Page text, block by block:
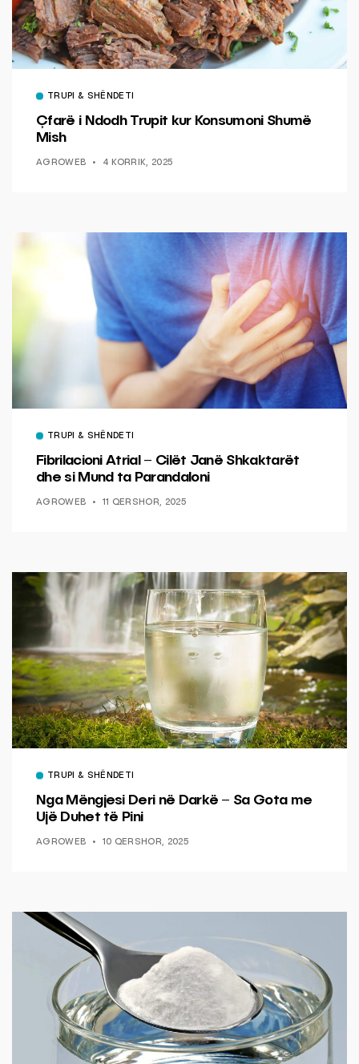
TRUPI & SHËNDETI
Çfarë i Ndodh Trupit kur Konsumoni Shumë
Mish
AGROWEB 4 KORRIK, 2025
TRUPI & SHËNDETI
Fibrilacioni Atrial – Cilët Janë Shkaktarët
dhe si Mund ta Parandaloni
AGROWEB 11 QERSHOR, 2025
TRUPI & SHËNDETI
Nga Mëngjesi Deri në Darkë – Sa Gota me
Ujë Duhet të Pini
AGROWEB 10 QERSHOR, 2025